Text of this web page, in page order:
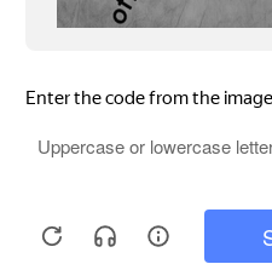
руб
цены
руб
товары
по промокоду
до -70%